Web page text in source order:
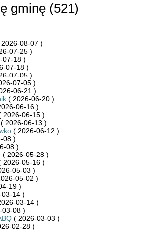
gminę (521)
2026-08-07 )
07-25 )
07-18 )
07-18 )
07-05 )
07-05 )
06-21 )
( 2026-06-20 )
06-16 )
2026-06-15 )
( 2026-06-13 )
( 2026-06-12 )
08 )
08 )
( 2026-05-28 )
2026-05-16 )
05-03 )
05-02 )
19 )
03-14 )
03-14 )
03-08 )
( 2026-03-03 )
02-28 )